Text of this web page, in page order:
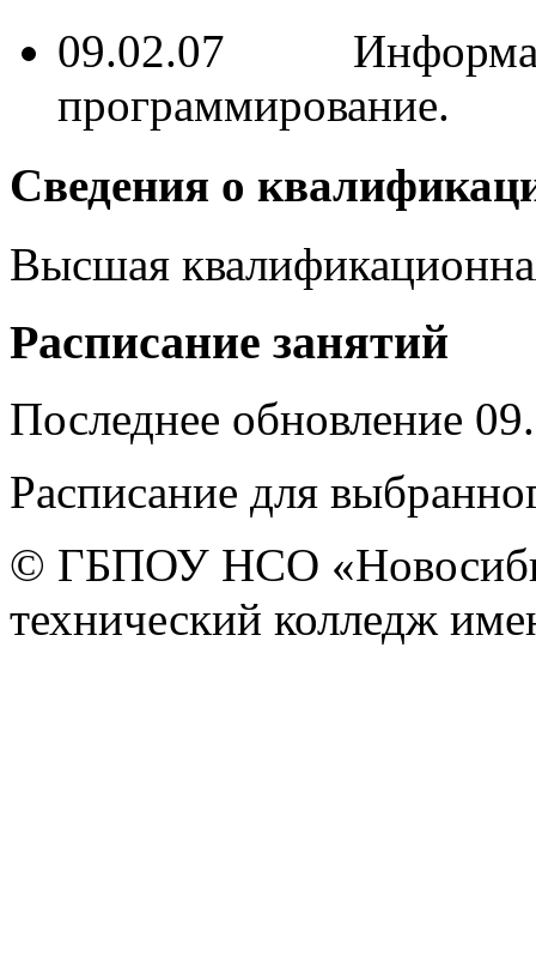
09.02.07
программирование.
Сведения о
Высшая
Расписание занятий
Последнее обновление
Расписание для
© ГБПОУ НСО
технический колледж